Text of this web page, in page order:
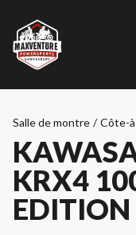
Salle de montre / Côte-
KRX4